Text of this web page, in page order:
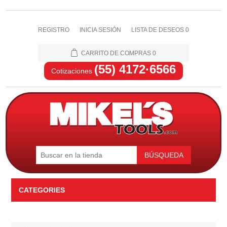
REGISTRO INICIA SESIÓN LISTA DE DESEOS 0
CARRITO DE COMPRAS 0
Cotizaciones (55) 4172·6566
BÚSQUEDA
CATEGORIES